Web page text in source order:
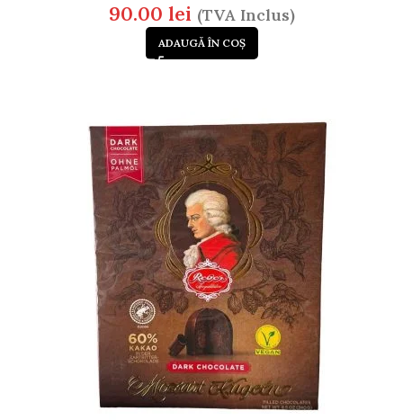
90.00 lei (TVA Inclus)
ADAUGĂ ÎN COȘ